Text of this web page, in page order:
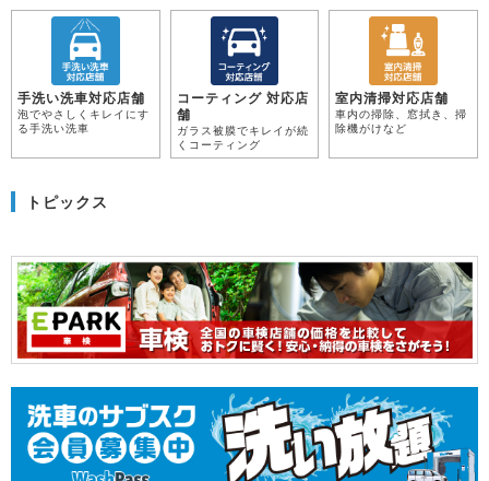
手洗い洗車対応店舗
泡でやさしくキレイにす
る手洗い洗車
コーティング 対応店
舗
ガラス被膜でキレイが続
くコーティング
室内清掃対応店舗
車内の掃除、窓拭き、掃
除機がけなど
トピックス